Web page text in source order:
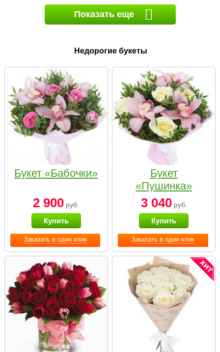
Показать еще
Недорогие букеты
Заказать в один клик
Букет «Бабочки»
2 900 руб.
Купить
Заказать в один клик
Букет
«Пушинка»
3 040руб.
Купить